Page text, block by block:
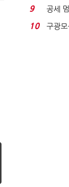
위'(1보
9
공세
가 수
10
구광